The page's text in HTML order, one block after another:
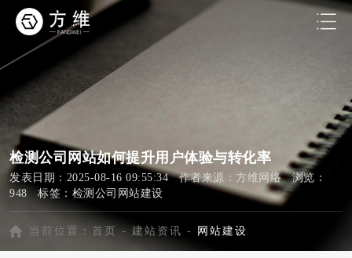
检测公司网站如何提升用户体验与转化率
发表日期：2025-08-16 09:55:34 作者来源：方维网络 浏览：
948 标签： 检测公司网站建设
当前位置： 首页 - 建站资讯 - 网站建设